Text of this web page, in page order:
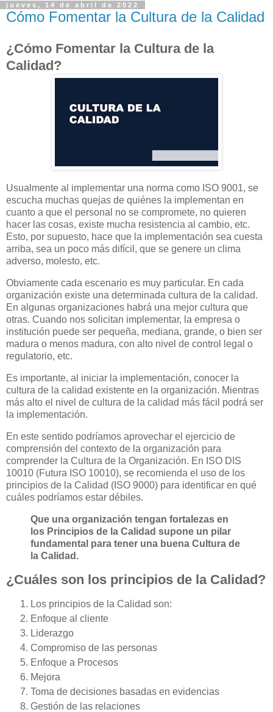
jueves, 14 de abril de 2022
Cómo Fomentar la Cultura de la Calidad
¿Cómo Fomentar la Cultura de la
Calidad?
Usualmente al implementar una norma como ISO 9001, se
escucha muchas quejas de quiénes la implementan en
cuanto a que el personal no se compromete, no quieren
hacer las cosas, existe mucha resistencia al cambio, etc.
Esto, por supuesto, hace que la implementación sea cuesta
arriba, sea un poco más difícil, que se genere un clima
adverso, molesto, etc.
Obviamente cada escenario es muy particular. En cada
organización existe una determinada cultura de la calidad.
En algunas organizaciones habrá una mejor cultura que
otras. Cuando nos solicitan implementar, la empresa o
institución puede ser pequeña, mediana, grande, o bien ser
madura o menos madura, con alto nivel de control legal o
regulatorio, etc.
Es importante, al iniciar la implementación, conocer la
cultura de la calidad existente en la organización. Mientras
más alto el nivel de cultura de la calidad más fácil podrá ser
la implementación.
En este sentido podríamos aprovechar el ejercicio de
comprensión del contexto de la organización para
comprender la Cultura de la Organización. En ISO DIS
10010 (Futura ISO 10010), se recomienda el uso de los
principios de la Calidad (ISO 9000) para identificar en qué
cuáles podríamos estar débiles.
Que una organización tengan fortalezas en
los Principios de la Calidad supone un pilar
fundamental para tener una buena Cultura de
la Calidad.
¿Cuáles son los principios de la Calidad?
Los principios de la Calidad son:
Enfoque al cliente
Liderazgo
Compromiso de las personas
Enfoque a Procesos
Mejora
Toma de decisiones basadas en evidencias
Gestión de las relaciones